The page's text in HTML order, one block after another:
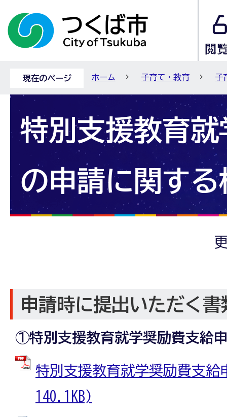
現在のページ ホーム 子育て・教育 子
特別支援教育就
の申請に関する
申請時に提出いただく書
①特別支援教育就学奨励費支給
特別支援教育就学奨励費支給
140.1KB)